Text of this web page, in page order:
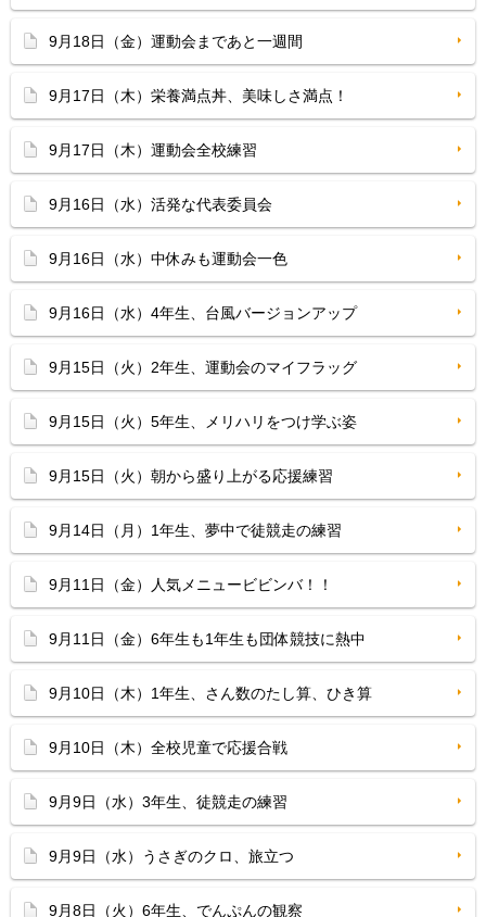
9月18日（金）運動会まであと一週間
9月17日（木）栄養満点丼、美味しさ満点！
9月17日（木）運動会全校練習
9月16日（水）活発な代表委員会
9月16日（水）中休みも運動会一色
9月16日（水）4年生、台風バージョンアップ
9月15日（火）2年生、運動会のマイフラッグ
9月15日（火）5年生、メリハリをつけ学ぶ姿
9月15日（火）朝から盛り上がる応援練習
9月14日（月）1年生、夢中で徒競走の練習
9月11日（金）人気メニュービビンバ！！
9月11日（金）6年生も1年生も団体競技に熱中
9月10日（木）1年生、さん数のたし算、ひき算
9月10日（木）全校児童で応援合戦
9月9日（水）3年生、徒競走の練習
9月9日（水）うさぎのクロ、旅立つ
9月8日（火）6年生、でんぷんの観察